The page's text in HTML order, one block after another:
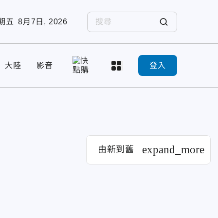
五 8月7日, 2026
大陸 影音 登入
由新到舊 expand_more